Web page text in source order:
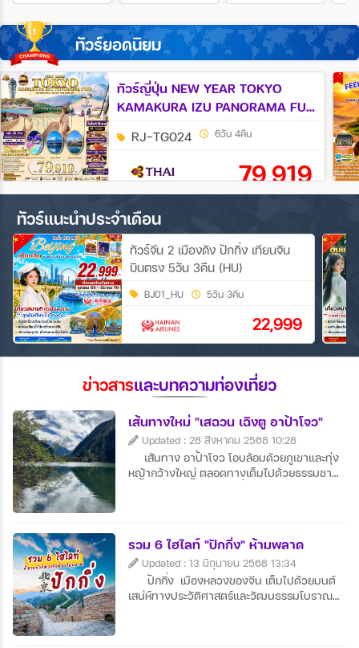
ทัวร์ยอดนิยม
ทัวร์ญี่ปุ่น NEW YEAR TOKYO
KAMAKURA IZU PANORAMA FUJI
6วัน 4คืน (TG)
RJ-TG024 6วัน 4คืน
79,919
ทัวร์แนะนำประจำเดือน
ทัวร์จีน 2 เมืองดัง ปักกิ่ง เทียนจิน
บินตรง 5วัน 3คืน (HU)
BJ01_HU 5วัน 3คืน
22,999
ข่าวสารและบทความท่องเที่ยว
เส้นทางใหม่ "เสฉวน เฉิงตู อาป้าโจว"
Updated : 28 สิงหาคม 2568 10:28
เส้นทาง อาป้าโจว โอบล้อมด้วยภูเขาและทุ่ง
หญ้ากว้างใหญ่ ตลอดทางเต็มไปด้วยธรรมชาติ
รวม 6 ไฮไลท์ "ปักกิ่ง" ห้ามพลาด
Updated : 13 มิถุนายน 2568 13:34
ปักกิ่ง เมืองหลวงของจีน เต็มไปด้วยมนต์
เสน่ห์ทางประวัติศาสตร์และวัฒนธรรมโบราณ